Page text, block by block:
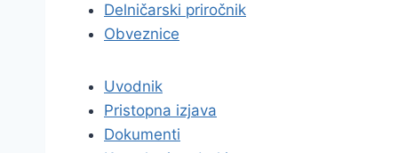
Delničarski priročnik
Obveznice
Uvodnik
Pristopna izjava
Dokumenti